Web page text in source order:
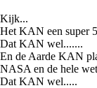
Kijk...
Het KAN een super
Dat KAN wel.......
En de Aarde KAN
NASA en de hele
Dat KAN wel.....